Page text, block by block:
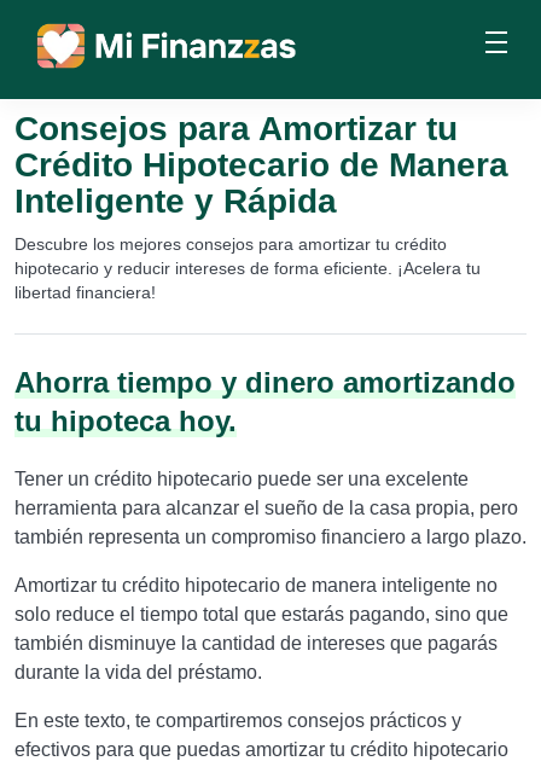
Consejos para Amortizar tu
Crédito Hipotecario de Manera
Inteligente y Rápida
Descubre los mejores consejos para amortizar tu crédito
hipotecario y reducir intereses de forma eficiente. ¡Acelera tu
libertad financiera!
Ahorra tiempo y dinero amortizando
tu hipoteca hoy.
Tener un crédito hipotecario puede ser una excelente
herramienta para alcanzar el sueño de la casa propia, pero
también representa un compromiso financiero a largo plazo.
Amortizar tu crédito hipotecario de manera inteligente no
solo reduce el tiempo total que estarás pagando, sino que
también disminuye la cantidad de intereses que pagarás
durante la vida del préstamo.
En este texto, te compartiremos consejos prácticos y
efectivos para que puedas amortizar tu crédito hipotecario